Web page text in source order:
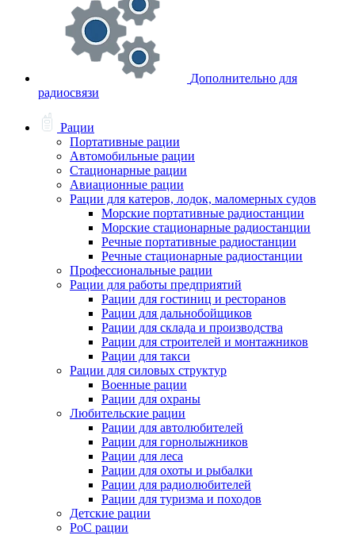
Дополнительно для
радиосвязи
Рации
Портативные рации
Автомобильные рации
Стационарные рации
Авиационные рации
Рации для катеров, лодок, маломерных судов
Морские портативные радиостанции
Морские стационарные радиостанции
Речные портативные радиостанции
Речные стационарные радиостанции
Профессиональные рации
Рации для работы предприятий
Рации для гостиниц и ресторанов
Рации для дальнобойщиков
Рации для склада и производства
Рации для строителей и монтажников
Рации для такси
Рации для силовых структур
Военные рации
Рации для охраны
Любительские рации
Рации для автолюбителей
Рации для горнолыжников
Рации для леса
Рации для охоты и рыбалки
Рации для радиолюбителей
Рации для туризма и походов
Детские рации
PoC рации